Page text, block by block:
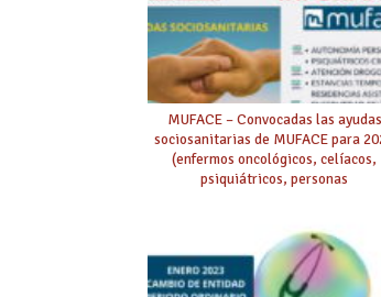
MUFACE – Convocadas las ayudas
sociosanitarias de MUFACE para
(enfermos oncológicos, celíacos,
psiquiátricos, personas
personas en situación de
ayudas para facilitar la autonomía
personal)